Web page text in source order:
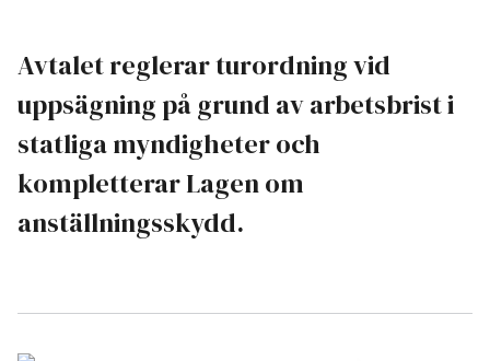
Avtalet reglerar turordning vid
uppsägning på grund av arbetsbrist i
statliga myndigheter och
kompletterar Lagen om
anställningsskydd.